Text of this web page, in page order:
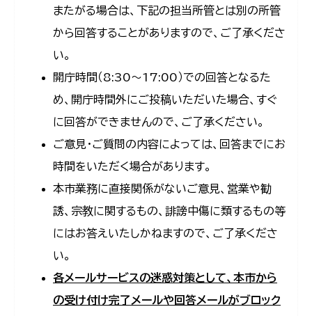
またがる場合は、下記の担当所管とは別の所管
から回答することがありますので、ご了承くださ
い。
開庁時間（8:30〜17:00）での回答となるた
め、開庁時間外にご投稿いただいた場合、すぐ
に回答ができませんので、ご了承ください。
ご意見・ご質問の内容によっては、回答までにお
時間をいただく場合があります。
本市業務に直接関係がないご意見、営業や勧
誘、宗教に関するもの、誹謗中傷に類するもの等
にはお答えいたしかねますので、ご了承くださ
い。
各メールサービスの迷惑対策として、本市から
の受け付け完了メールや回答メールがブロック